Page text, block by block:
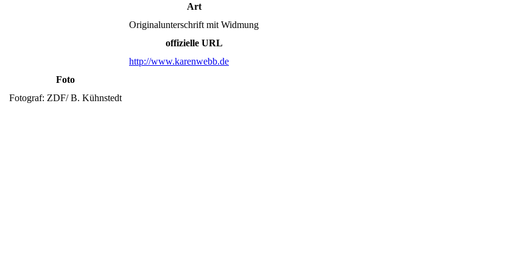
Art
Originalunterschrift mit Widmung
offizielle URL
http://www.karenwebb.de
Foto
Fotograf: ZDF/ B. Kühnstedt